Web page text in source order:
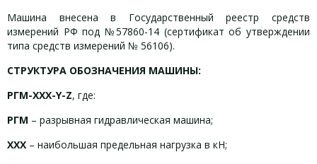
Машина внесена в Государственный реестр средств
измерений РФ под №57860-14 (сертификат об утверждении
типа средств измерений № 56106).
СТРУКТУРА ОБОЗНАЧЕНИЯ МАШИНЫ:
РГМ-ХХХ-Y-Z, где:
РГМ – разрывная гидравлическая машина;
ХХХ – наибольшая предельная нагрузка в кН;